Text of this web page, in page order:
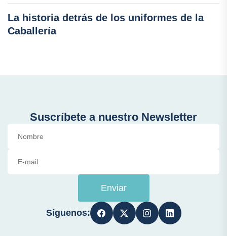
La historia detrás de los uniformes de la
Caballería
Suscríbete a nuestro Newsletter
Enviar
Síguenos: